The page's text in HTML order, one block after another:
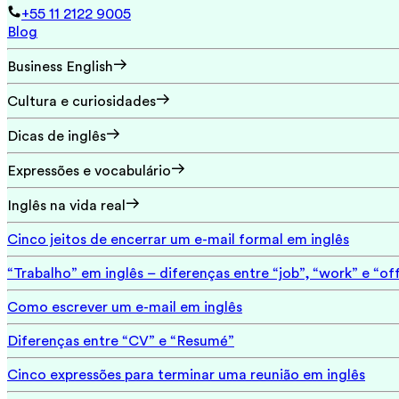
+55 11 2122 9005
Blog
Business English
Cultura e curiosidades
Dicas de inglês
Expressões e vocabulário
Inglês na vida real
Cinco jeitos de encerrar um e-mail formal em inglês
“Trabalho” em inglês – diferenças entre “job”, “work” e
Como escrever um e-mail em inglês
Diferenças entre “CV” e “Resumé”
Cinco expressões para terminar uma reunião em inglês